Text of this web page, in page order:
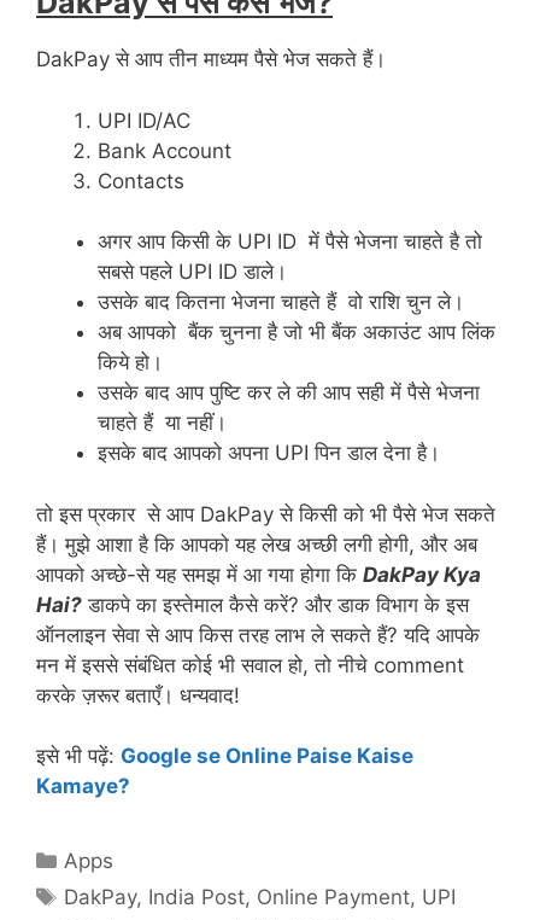
DakPay से आप तीन माध्यम पैसे भेज सकते हैं।
UPI ID/AC
Bank Account
Contacts
अगर आप किसी के UPI ID में पैसे भेजना चाहते है तो
सबसे पहले UPI ID डाले।
उसके बाद कितना भेजना चाहते हैं वो राशि चुन ले।
अब आपको बैंक चुनना है जो भी बैंक अकाउंट आप लिंक
किये हो।
उसके बाद आप पुष्टि कर ले की आप सही में पैसे भेजना
चाहते हैं या नहीं।
इसके बाद आपको अपना UPI पिन डाल देना है।
तो इस प्रकार से आप DakPay से किसी को भी पैसे भेज सकते
हैं। मुझे आशा है कि आपको यह लेख अच्छी लगी होगी, और अब
आपको अच्छे-से यह समझ में आ गया होगा कि DakPay Kya
Hai? डाकपे का इस्तेमाल कैसे करें? और डाक विभाग के इस
ऑनलाइन सेवा से आप किस तरह लाभ ले सकते हैं? यदि आपके
मन में इससे संबंधित कोई भी सवाल हो, तो नीचे comment
करके ज़रूर बताएँ। धन्यवाद!
इसे भी पढ़ें: Google se Online Paise Kaise
Kamaye?
Categories
Apps
Tags
DakPay, India Post, Online Payment, UPI